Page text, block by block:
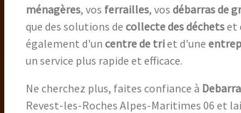
ménagères, vos ferrailles, vos débarras de
que des solutions de collecte des déchetset
également d'un centre de triet d'une
un service plus rapide et efficace.
Ne cherchez plus, faites confiance à
Revest-les-Roches Alpes-Maritimes 06 et